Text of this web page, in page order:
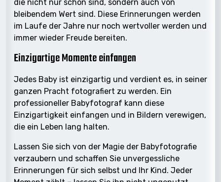
die nicht nur schön sind, sondern auch von
bleibendem Wert sind. Diese Erinnerungen werden
im Laufe der Jahre nur noch wertvoller werden und
immer wieder Freude bereiten.
Einzigartige Momente einfangen
Jedes Baby ist einzigartig und verdient es, in seiner
ganzen Pracht fotografiert zu werden. Ein
professioneller Babyfotograf kann diese
Einzigartigkeit einfangen und in Bildern verewigen,
die ein Leben lang halten.
Lassen Sie sich von der Magie der Babyfotografie
verzaubern und schaffen Sie unvergessliche
Erinnerungen für sich selbst und Ihr Kind. Jeder